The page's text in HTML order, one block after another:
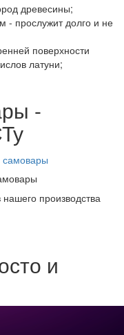
древесины;
- прослужит долго и не
поверхности
латуни;
-
производства
и